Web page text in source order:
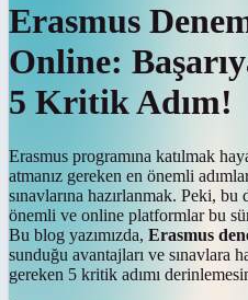
Erasmus
Online:
5 Kritik Adım!
Erasmus programına katılmak
atmanız gereken en önemli
sınavlarına hazırlanmak. Peki, bu
önemli ve online platformlar bu
Bu blog yazımızda, Erasmus
sunduğu avantajları ve sınavlara
gereken 5 kritik adımı